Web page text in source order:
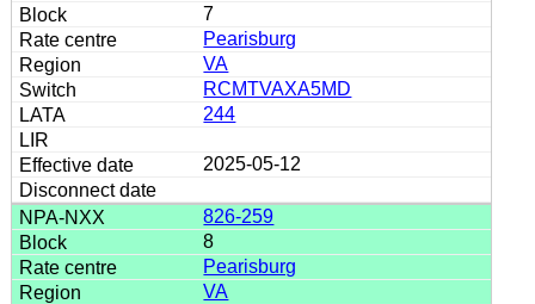
7
Pearisburg
VA
RCMTVAXA5MD
244
2025-05-12
826-259
8
Pearisburg
VA